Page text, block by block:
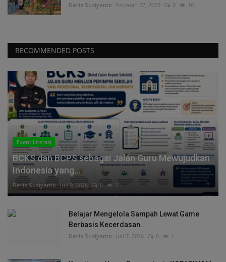
Deris Susiyanto Februari 27, 2023 0 16
RECOMMENDED POSTS
Event Literasi
BCKS dan BCPS sebagai Jalan Guru Mewujudkan
Indonesia yang...
Deris Susiyanto Juli 9, 2026 0 2
Belajar Mengelola Sampah Lewat Game
Berbasis Kecerdasan...
Deris Susiyanto Juli 7, 2026 0 1